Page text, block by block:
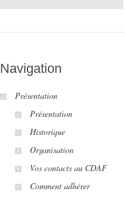
Navigation
Présentation
Présentation
Historique
Organisation
Vos contacts au CDAF
Comment adhérer